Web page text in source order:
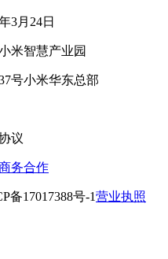
3月24日
米智慧产业园
号小米华东总部
议
务合作
备17017388号-1营业执照